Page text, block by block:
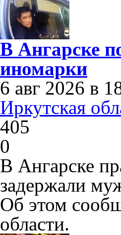
В Ангарске
иномарки
6 авг 2026 в
Иркутская
405
0
В Ангарске
задержали
Об этом
области.